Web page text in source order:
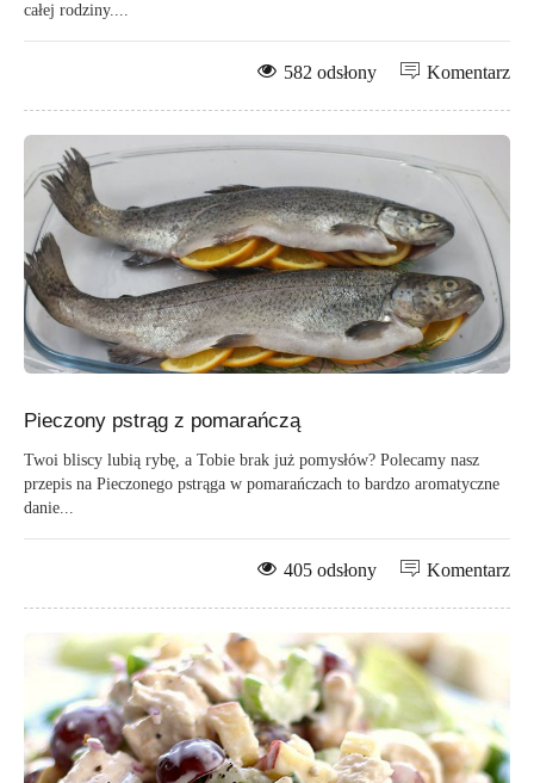
całej rodziny....
Komentarz
582 odsłony
Pieczony pstrąg z pomarańczą
Twoi bliscy lubią rybę, a Tobie brak już pomysłów? Polecamy nasz
przepis na Pieczonego pstrąga w pomarańczach to bardzo aromatyczne
danie...
Komentarz
405 odsłony